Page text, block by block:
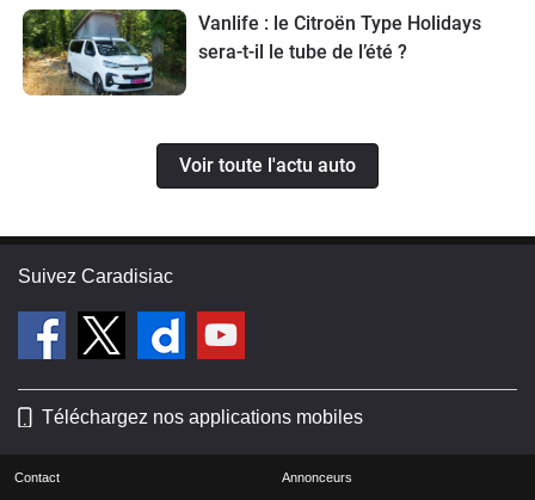
70 exemplaires.
Vanlife : le Citroën Type Holidays
sera-t-il le tube de l’été ?
Voir toute l'actu auto
Suivez Caradisiac
Téléchargez nos applications mobiles
Contact Annonceurs